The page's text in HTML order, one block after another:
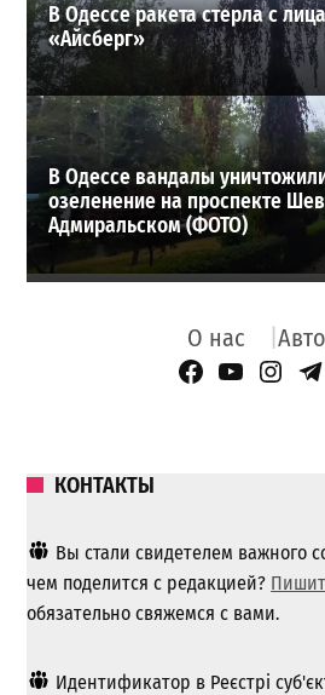
В Одессе ракета стерла с
«Айсберг»
В Одессе вандалы
озеленение на проспекте
Адмиральском (ФОТО)
О нас
Facebook Page
YouTube
КОНТАКТЫ
Вы стали свидетелем важного
чем поделится с редакцией?
обязательно свяжемся с вами.
Идентификатор в Реєстрі